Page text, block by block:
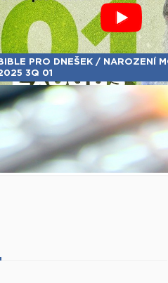
BIBLE PRO DNEŠEK / NAROZENÍ
3Q 01